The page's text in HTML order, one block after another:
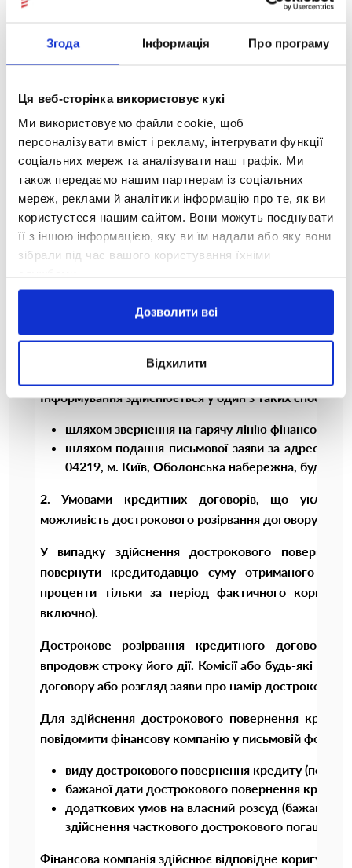
Згода Інформація Про програму
Ця веб-сторінка використовує кукі
Ми використовуємо файли cookie, щоб
персоналізувати вміст і рекламу, інтегрувати функції
соціальних мереж та аналізувати наш трафік. Ми
також передаємо нашим партнерам із соціальних
мереж, реклами й аналітики інформацію про те, як ви
користуєтеся нашим сайтом. Вони можуть поєднувати
її з іншою інформацією, яку ви їм надали або яку вони
зібрали під час вашого користування їхніми
Дозволити всі
Відхилити
8. Можливі витрати на сплату споживачем
залежать від обраного споживачем способу оплати.
9. Споживач цим попереджений, що умовами
(лонгації, пролонгації) строку погашення
грошового зобов’язання) / строку кредитування.
відбувається в межах строку, передбаченого
договору встановлюється до дати, визначеної у
останнього платежу, але в будь-якому випадку дія
виконання споживачем зобов’язань за ним.
1. Повідомляємо, що споживач зобов’язаний
робочого дня з моменту виявлення такого
iCredit (ТОВ «ІЗІ КРЕДИТ») про
Особистому кабінеті на сайті iCredit.
Інформування здійснюється у один з таких способів:
шляхом звернення на гарячу лінію фінансової
шляхом подання письмової заяви за адресою
04219, м. Київ, Оболонська набережна, буд. 7,
2. Умовами кредитних договорів, що
можливість дострокового розірвання договору
У випадку здійснення дострокового
повернути кредитодавцю суму отриманого
проценти тільки за період фактичного
включно).
Дострокове розірвання кредитного договору
впродовж строку його дії. Комісії або будь-які
договору або розгляд заяви про намір
Для здійснення дострокового повернення
повідомити фінансову компанію у письмовій формі
виду дострокового повернення кредиту (повне
бажаної дати дострокового повернення
додаткових умов на власний розсуд (бажаний
здійснення часткового дострокового
Фінансова компанія здійснює відповідне